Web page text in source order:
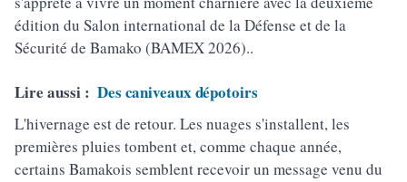
édition du Salon international de la Défense et de la
Sécurité de Bamako (BAMEX 2026)..
Lire aussi : Des caniveaux dépotoirs
L'hivernage est de retour. Les nuages s'installent, les
premières pluies tombent et, comme chaque année,
certains Bamakois semblent recevoir un message venu du